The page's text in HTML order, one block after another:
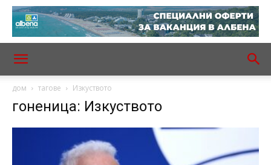
дом тагове Изкуството
гоненица: Изкуството